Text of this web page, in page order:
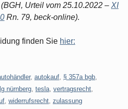
Urteil vom 25.10.2022 – XI
Rn. 79, beck-online).
finden Sie hier:
, autokauf § 357a bgb
lg nürnberg tesla vertragsrecht
widerrufsrecht zulassung